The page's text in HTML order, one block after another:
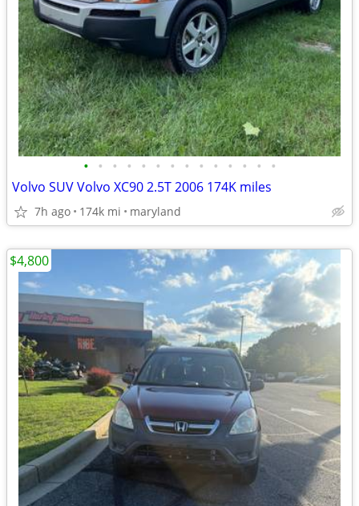
• • • • • • • • • • • • • •
Volvo SUV Volvo XC90 2.5T 2006 174K miles
7h ago 174k mi maryland
$4,800